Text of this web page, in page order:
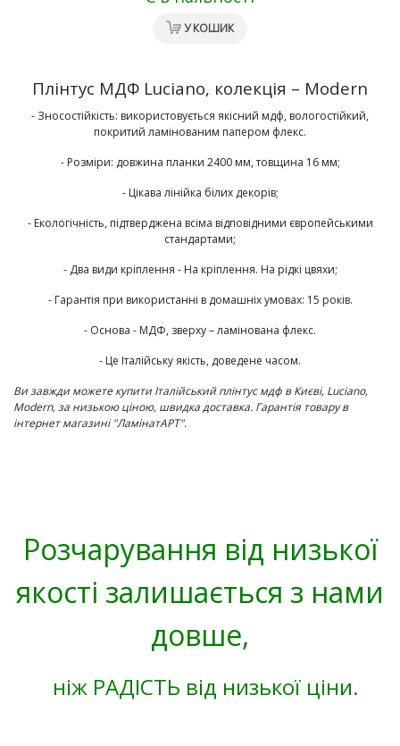
У КОШИК
Плінтус МДФ Luciano, колекція – Modern
- Зносостійкість: використовується якісний мдф, вологостійкий,
покритий ламінованим папером флекс.
- Розміри: довжина планки 2400 мм, товщина 16 мм;
- Цікава лінійка білих декорів;
- Екологічність, підтверджена всіма відповідними європейськими
стандартами;
- Два види кріплення - На кріплення. На рідкі цвяхи;
- Гарантія при використанні в домашніх умовах: 15 років.
- Основа - МДФ, зверху – ламінована флекс.
- Це Італійську якість, доведене часом.
Ви завжди можете купити Італійський плінтус мдф в Києві, Luciano,
Modern,за низькою ціною, швидка доставка. Гарантія товару в
інтернет магазині "ЛамінатАРТ".
Розчарування від низької
якості залишається з нами
довше,
ніж РАДІСТЬ від низької ціни.